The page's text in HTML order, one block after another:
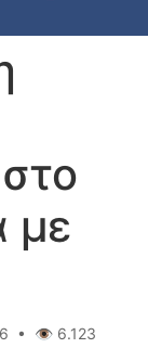
με
• 👁️ 6.123